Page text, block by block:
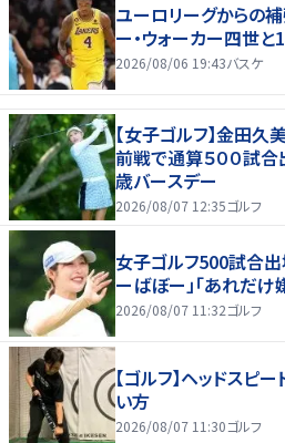
ユーロリーグからの
ー・ウォーカー四世
2026/08/06 19:43バスケ
【女子ゴルフ】金田久
前戦で通算５００試
歳バースデー
2026/08/07 12:35ゴルフ
女子ゴルフ500試合
ーばぼー」「あれだ
2026/08/07 11:32ゴルフ
【ゴルフ】ヘッドスピ
い方
2026/08/07 11:30ゴルフ